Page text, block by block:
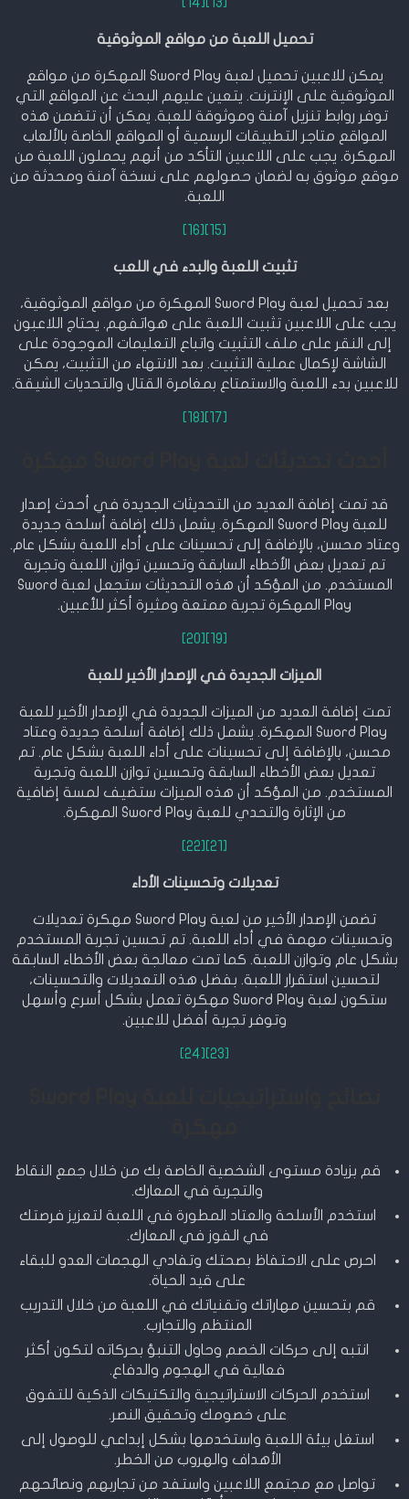
تحميل اللعبة من مواقع الموثوقية
يمكن للاعبين تحميل لعبة Sword Play المهكرة من مواقع
الموثوقية على الإنترنت. يتعين عليهم البحث عن المواقع التي
توفر روابط تنزيل آمنة وموثوقة للعبة. يمكن أن تتضمن هذه
المواقع متاجر التطبيقات الرسمية أو المواقع الخاصة بالألعاب
المهكرة. يجب على اللاعبين التأكد من أنهم يحملون اللعبة من
موقع موثوق به لضمان حصولهم على نسخة آمنة ومحدثة من
اللعبة.
[15]
[16]
تثبيت اللعبة والبدء في اللعب
بعد تحميل لعبة Sword Play المهكرة من مواقع الموثوقية،
يجب على اللاعبين تثبيت اللعبة على هواتفهم. يحتاج اللاعبون
إلى النقر على ملف التثبيت واتباع التعليمات الموجودة على
الشاشة لإكمال عملية التثبيت. بعد الانتهاء من التثبيت، يمكن
للاعبين بدء اللعبة والاستمتاع بمغامرة القتال والتحديات الشيقة.
[17]
[18]
قد تمت إضافة العديد من التحديثات الجديدة في أحدث إصدار
للعبة Sword Play المهكرة. يشمل ذلك إضافة أسلحة جديدة
وعتاد محسن، بالإضافة إلى تحسينات على أداء اللعبة بشكل عام.
تم تعديل بعض الأخطاء السابقة وتحسين توازن اللعبة وتجربة
المستخدم. من المؤكد أن هذه التحديثات ستجعل لعبة Sword
Play المهكرة تجربة ممتعة ومثيرة أكثر للأعبين.
[19]
[20]
الميزات الجديدة في الإصدار الأخير للعبة
تمت إضافة العديد من الميزات الجديدة في الإصدار الأخير للعبة
Sword Play المهكرة. يشمل ذلك إضافة أسلحة جديدة وعتاد
محسن، بالإضافة إلى تحسينات على أداء اللعبة بشكل عام. تم
تعديل بعض الأخطاء السابقة وتحسين توازن اللعبة وتجربة
المستخدم. من المؤكد أن هذه الميزات ستضيف لمسة إضافية
من الإثارة والتحدي للعبة Sword Play المهكرة.
[21]
[22]
تعديلات وتحسينات الأداء
تضمن الإصدار الأخير من لعبة Sword Play مهكرة تعديلات
وتحسينات مهمة في أداء اللعبة. تم تحسين تجربة المستخدم
بشكل عام وتوازن اللعبة. كما تمت معالجة بعض الأخطاء السابقة
لتحسين استقرار اللعبة. بفضل هذه التعديلات والتحسينات،
ستكون لعبة Sword Play مهكرة تعمل بشكل أسرع وأسهل
وتوفر تجربة أفضل للاعبين.
[23]
[24]
قم بزيادة مستوى الشخصية الخاصة بك من خلال جمع النقاط
والتجربة في المعارك.
استخدم الأسلحة والعتاد المطورة في اللعبة لتعزيز فرصتك
في الفوز في المعارك.
احرص على الاحتفاظ بصحتك وتفادي الهجمات العدو للبقاء
على قيد الحياة.
قم بتحسين مهاراتك وتقنياتك في اللعبة من خلال التدريب
المنتظم والتجارب.
انتبه إلى حركات الخصم وحاول التنبؤ بحركاته لتكون أكثر
فعالية في الهجوم والدفاع.
استخدم الحركات الاستراتيجية والتكتيكات الذكية للتفوق
على خصومك وتحقيق النصر.
استغل بيئة اللعبة واستخدمها بشكل إبداعي للوصول إلى
الأهداف والهروب من الخطر.
تواصل مع مجتمع اللاعبين واستفد من تجاربهم ونصائحهم